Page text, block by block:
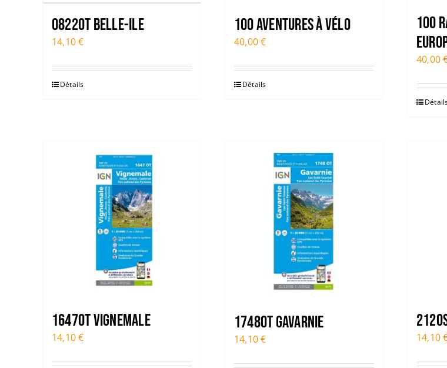
0822OT BELLE-ILE
14,10€
Détails
100 AVENTURES À VÉLO
40,00€
Détails
100
40,00
1647OT VIGNEMALE
14,10€
1748OT GAVARNIE
14,10€ 14,10